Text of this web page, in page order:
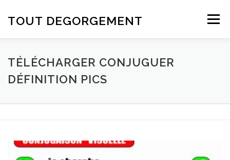
TOUT DEGORGEMENT Menu
TÉLÉCHARGER CONJUGUER
DÉFINITION PICS